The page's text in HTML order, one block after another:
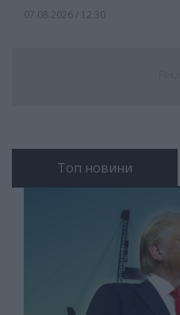
07.08.2026 / 12:30
Топ новини